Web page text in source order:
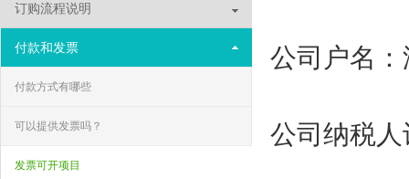
订购流程说明
付款和发票
付款方式有哪些
可以提供发票吗？
发票可开项目
公司户名
公司纳税